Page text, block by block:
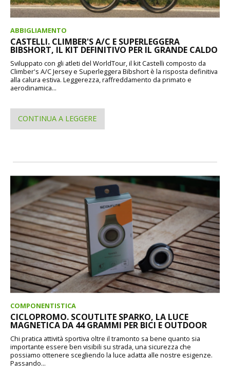
ABBIGLIAMENTO
CASTELLI. CLIMBER'S A/C E SUPERLEGGERA
BIBSHORT, IL KIT DEFINITIVO PER IL GRANDE CALDO
Sviluppato con gli atleti del WorldTour, il kit Castelli composto da
Climber's A/C Jersey e Superleggera Bibshort è la risposta definitiva
alla calura estiva. Leggerezza, raffreddamento da primato e
aerodinamica...
CONTINUA A LEGGERE
COMPONENTISTICA
CICLOPROMO. SCOUTLITE SPARKO, LA LUCE
MAGNETICA DA 44 GRAMMI PER BICI E OUTDOOR
Chi pratica attività sportiva oltre il tramonto sa bene quanto sia
importante essere ben visibili su strada, una sicurezza che
possiamo ottenere scegliendo la luce adatta alle nostre esigenze.
Passando...